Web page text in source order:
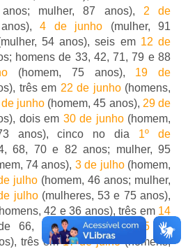
mulher, 87 anos), 2 de
4 de junho (mulher, 91
54 anos), seis em 12 de
homens de 33, 42, 71, 79 e 88
(homem, 75 anos), 19 de
três em 22 de junho(homens,
junho(homem, 45 anos), 29 de
dois em 30 de junho(homem,
anos), cinco no dia 1º de
68, 70 e 82 anos; mulher, 95
74 anos), 3 de julho(homem,
julho(homem, 46 anos; mulher,
julho(mulheres, 53 e 75 anos),
42 e 36 anos), três em 14
66, 94 e 57 anos),15 de
três em17 de julho(homens,